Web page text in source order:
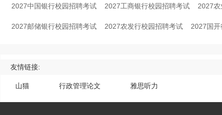
2027中国银行校园招聘考试 2027工商银行校园招聘考试 2027
2027邮储银行校园招聘考试 2027农发行校园招聘考试 2027国
友情链接:
山猫 行政管理论文 雅思听力